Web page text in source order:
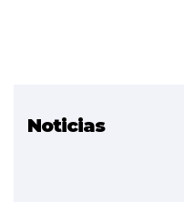
Noticias